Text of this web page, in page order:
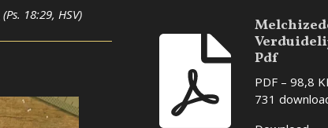
(Ps. 18:29, HSV)
Pdf
PDF – 98,8
731